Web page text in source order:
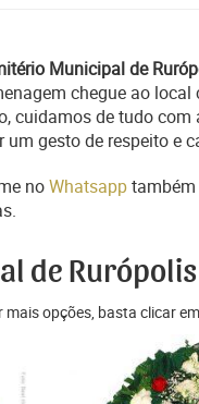
Municipal de
chegue ao local
cuidamos de tudo com
gesto de respeito e
noWhatsapptambém
de Rurópolis
opções, basta clicar em